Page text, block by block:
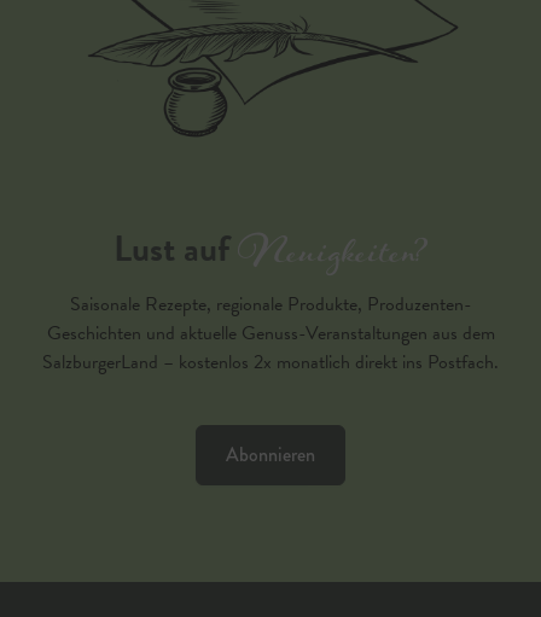
Lust aufNeuigkeiten?
Saisonale Rezepte, regionale Produkte, Produzenten-
Geschichten und aktuelle Genuss-Veranstaltungen aus dem
SalzburgerLand – kostenlos 2x monatlich direkt ins Postfach.
Abonnieren